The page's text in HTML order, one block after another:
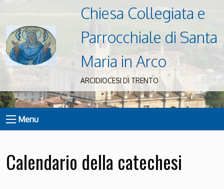
Chiesa Collegiata e
Parrocchiale di Santa
Maria in Arco
ARCIDIOCESI DI TRENTO
Menu
Calendario della catechesi